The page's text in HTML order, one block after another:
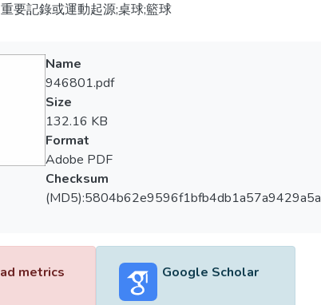
要記錄或運動起源;桌球;籃球
Name
946801.pdf
Size
132.16 KB
Format
Adobe PDF
Checksum
(MD5):5804b62e9596f1bfb4db1a57a9429a5a
metrics Google Scholar